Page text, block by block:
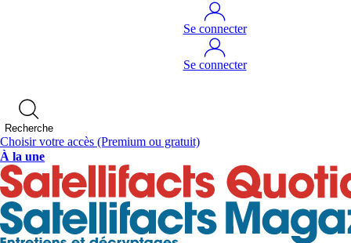
Se connecter
Se connecter
Recherche
Choisir votre accès (Premium ou gratuit)
À la une